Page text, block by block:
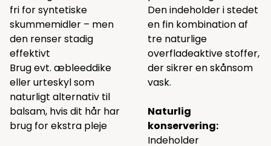
fri for syntetiske
skummemidler – men
den renser stadig
effektivt
Brug evt. æbleeddike
eller urteskyl som
naturligt alternativ til
balsam, hvis dit hår har
brug for ekstra pleje
Den indeholder i stedet
en fin kombination af
tre naturlige
overfladeaktive stoffer,
der sikrer en skånsom
vask.
Naturlig
konservering:
Indeholder